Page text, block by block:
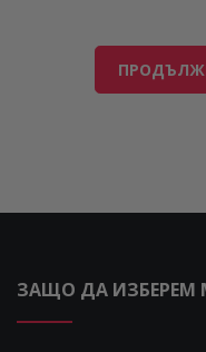
ЗАЩО ДА ИЗБЕРЕМ